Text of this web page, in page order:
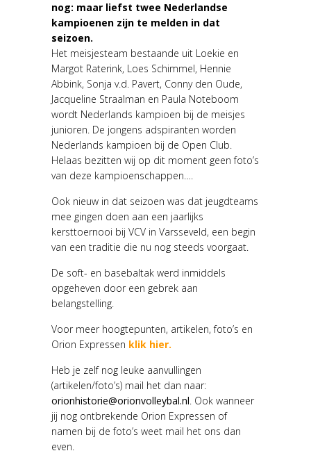
nog: maar liefst twee Nederlandse
kampioenen zijn te melden in dat
seizoen.
Het meisjesteam bestaande uit Loekie en
Margot Raterink, Loes Schimmel, Hennie
Abbink, Sonja v.d. Pavert, Conny den Oude,
Jacqueline Straalman en Paula Noteboom
wordt Nederlands kampioen bij de meisjes
junioren. De jongens adspiranten worden
Nederlands kampioen bij de Open Club.
Helaas bezitten wij op dit moment geen foto’s
van deze kampioenschappen….
Ook nieuw in dat seizoen was dat jeugdteams
mee gingen doen aan een jaarlijks
kersttoernooi bij VCV in Varsseveld, een begin
van een traditie die nu nog steeds voorgaat.
De soft- en basebaltak werd inmiddels
opgeheven door een gebrek aan
belangstelling.
Voor meer hoogtepunten, artikelen, foto’s en
Orion Expressen klik hier.
Heb je zelf nog leuke aanvullingen
(artikelen/foto’s) mail het dan naar:
orionhistorie@orionvolleybal.nl. Ook wanneer
jij nog ontbrekende Orion Expressen of
namen bij de foto’s weet mail het ons dan
even.